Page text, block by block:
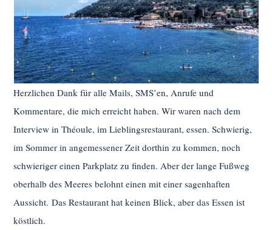
Herzlichen Dank für alle Mails, SMS’en, Anrufe und
Kommentare, die mich erreicht haben. Wir waren nach dem
Interview in Théoule, im Lieblingsrestaurant, essen. Schwierig,
im Sommer in angemessener Zeit dorthin zu kommen, noch
schwieriger einen Parkplatz zu finden. Aber der lange Fußweg
oberhalb des Meeres belohnt einen mit einer sagenhaften
Aussicht. Das Restaurant hat keinen Blick, aber das Essen ist
köstlich.